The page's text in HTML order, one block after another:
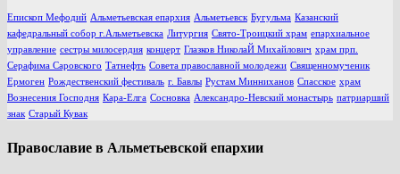
Епископ Мефодий Альметьевская епархия Альметьевск Бугульма Казанский
кафедральный собор г.Альметьевска Литургия Свято-Троицкий храм епархиальное
управление сестры милосердия концерт Глазков НиколаЙ Михайлович храм прп.
Серафима Саровского Татнефть Совета православной молодежи Священномученик
Ермоген Рождественский фестиваль г. Бавлы Рустам Минниханов Спасское храм
Вознесения Господня Кара-Елга Сосновка Александро-Невский монастырь патриарший
знак Старый Кувак
Православие в Альметьевской епархии